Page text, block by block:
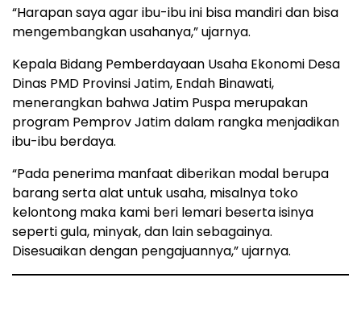
“Harapan saya agar ibu-ibu ini bisa mandiri dan bisa
mengembangkan usahanya,” ujarnya.
Kepala Bidang Pemberdayaan Usaha Ekonomi Desa
Dinas PMD Provinsi Jatim, Endah Binawati,
menerangkan bahwa Jatim Puspa merupakan
program Pemprov Jatim dalam rangka menjadikan
ibu-ibu berdaya.
“Pada penerima manfaat diberikan modal berupa
barang serta alat untuk usaha, misalnya toko
kelontong maka kami beri lemari beserta isinya
seperti gula, minyak, dan lain sebagainya.
Disesuaikan dengan pengajuannya,” ujarnya.